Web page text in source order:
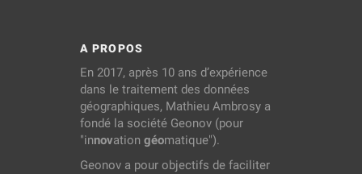
A PROPOS
En 2017, après 10 ans d’expérience
dans le traitement des données
géographiques, Mathieu Ambrosy a
fondé la société Geonov (pour
"innovation géomatique").
Geonov a pour objectifs de faciliter